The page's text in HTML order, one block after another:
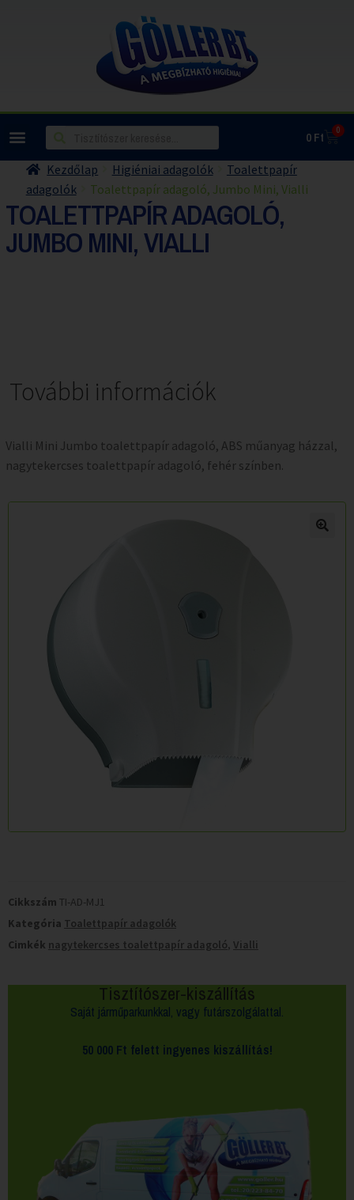
0Ft 0
Kezdőlap Higiéniai adagolók
Toalettpapír
adagolók
Toalettpapír adagoló, Jumbo Mini, Vialli
TOALETTPAPÍR ADAGOLÓ,
JUMBO MINI, VIALLI
További információk
Vialli Mini Jumbo toalettpapír adagoló, ABS műanyag házzal,
nagytekercses toalettpapír adagoló, fehér színben.
Cikkszám TI-AD-MJ1
Kategória Toalettpapír adagolók
Cimkék nagytekercses toalettpapír adagoló, Vialli
Tisztítószer-kiszállítás
Saját járműparkunkkal, vagy futárszolgálattal.
50 000 Ft felett ingyenes kiszállítás!